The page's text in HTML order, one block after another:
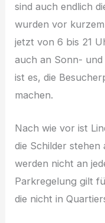
sind auch endlich
wurden vor
jetzt von 6 bis 21
auch an Sonn-
ist es, die
machen.
Nach wie vor ist
die Schilder
werden nicht an
Parkregelung gilt
die nicht in